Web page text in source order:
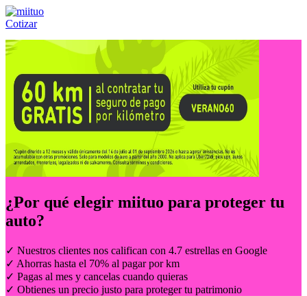
Cotizar
Llámanos al:(55) 84-21-05-00 ó
¿Por qué elegir miituo para proteger tu
auto?
✓ Nuestros clientes nos califican con 4.7 estrellas en Google
✓ Ahorras hasta el 70% al pagar por km
✓ Pagas al mes y cancelas cuando quieras
✓ Obtienes un precio justo para proteger tu patrimonio